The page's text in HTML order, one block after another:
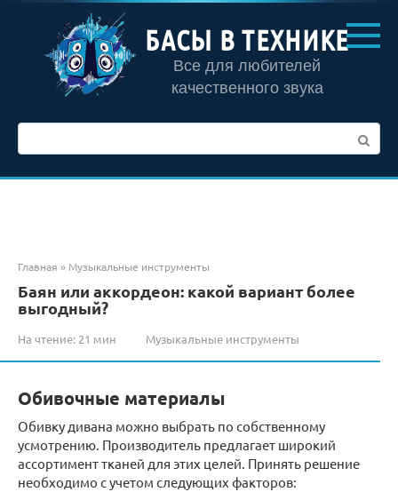
контенту
БАСЫ В ТЕХНИКЕ
Все для любителей
качественного звука
Главная » Музыкальные инструменты
Баян или аккордеон: какой вариант более
выгодный?
На чтение: 21 мин Музыкальные инструменты
Обивочные материалы
Обивку дивана можно выбрать по собственному
усмотрению. Производитель предлагает широкий
ассортимент тканей для этих целей. Принять решение
необходимо с учетом следующих факторов: